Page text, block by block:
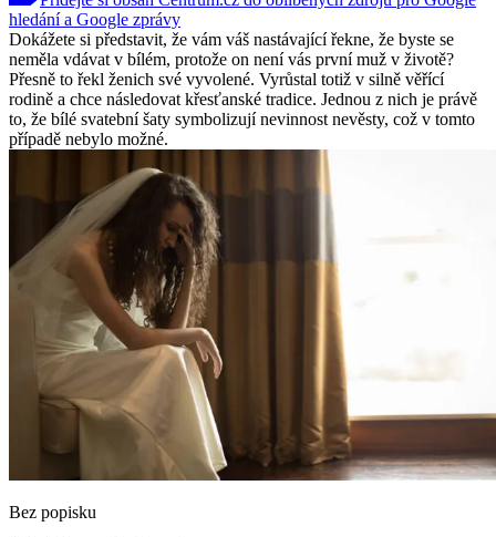
hledání a Google zprávy
Dokážete si představit, že vám váš nastávající řekne, že byste se
neměla vdávat v bílém, protože on není vás první muž v životě?
Přesně to řekl ženich své vyvolené. Vyrůstal totiž v silně věřící
rodině a chce následovat křesťanské tradice. Jednou z nich je právě
to, že bílé svatební šaty symbolizují nevinnost nevěsty, což v tomto
případě nebylo možné.
Bez popisku